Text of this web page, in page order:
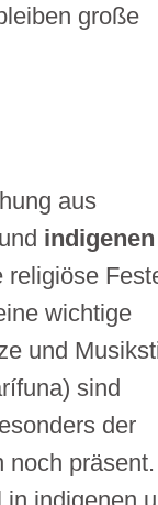
große
aus
und indigenen
religiöse
wichtige
und
sind
der
noch präsent.